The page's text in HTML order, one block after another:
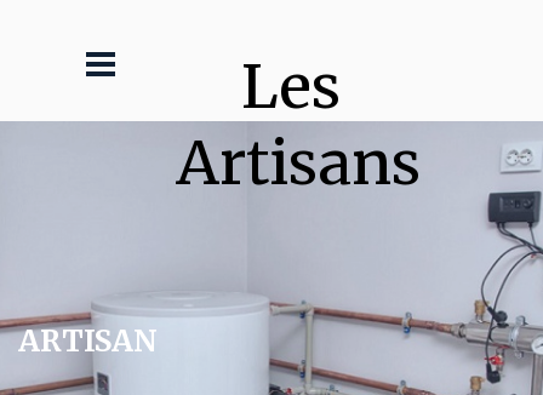
Les
Artisans
ARTISAN